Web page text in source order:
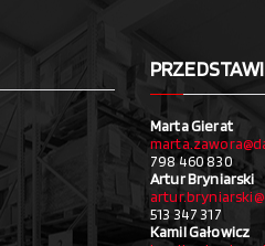
Marta Gierat
798 460 830
Artur Bryniarski
513 347 317
Kamil Gałowicz